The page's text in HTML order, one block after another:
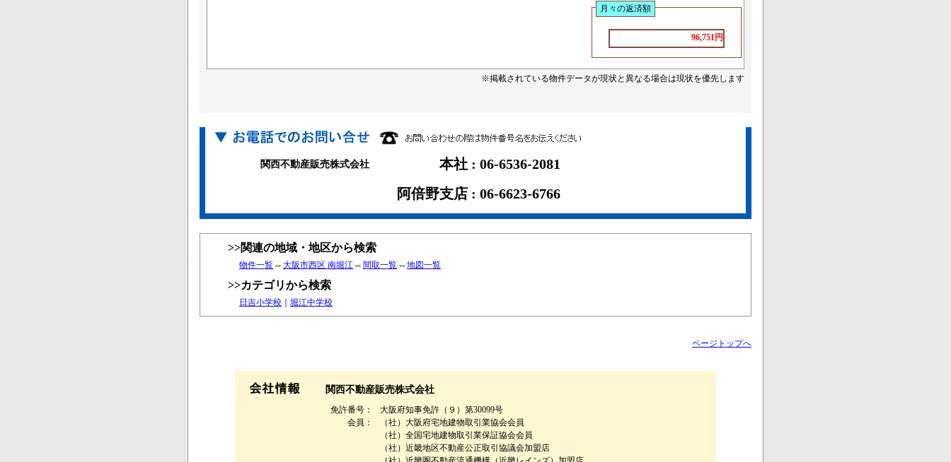
月々の返済額
96,751円
※掲載されている物件データが現状と異なる場合は現状を優先します
関西不動産販売株式会社
本社 : 06-6536-2081
阿倍野支店 : 06-6623-6766
>>関連の地域・地区から検索
物件一覧 -- 大阪市西区 南堀江 -- 間取一覧 -- 地図一覧
>>カテゴリから検索
日吉小学校 堀江中学校
ページトップへ
関西不動産販売株式会社
免許番号：
大阪府知事免許（９）第30099号
会員：
（社）大阪府宅地建物取引業協会会員
（社）全国宅地建物取引業保証協会会員
（社）近畿地区不動産公正取引協議会加盟店